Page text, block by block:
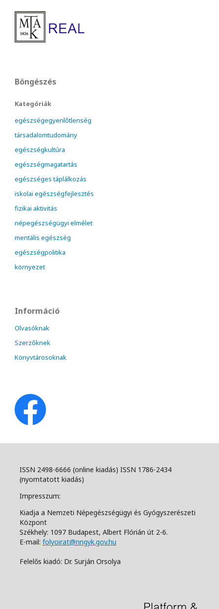
Böngészés
Kategóriák
egészségegyenlőtlenség
társadalomtudomány
egészségkultúra
egészségmagatartás
egészséges táplálkozás
iskolai egészségfejlesztés
fizikai aktivitás
népegészségügyi elmélet
mentális egészség
egészségpolitika
környezet
Információ
Olvasóknak
Szerzőknek
Könyvtárosoknak
ISSN 2498-6666 (online kiadás) ISSN 1786-2434
(nyomtatott kiadás)
Impresszum:
Kiadja a Nemzeti Népegészségügyi és Gyógyszerészeti
Központ
Székhely: 1097 Budapest, Albert Flórián út 2-6.
E-mail: folyoirat@nngyk.gov.hu
Felelős kiadó: Dr. Surján Orsolya